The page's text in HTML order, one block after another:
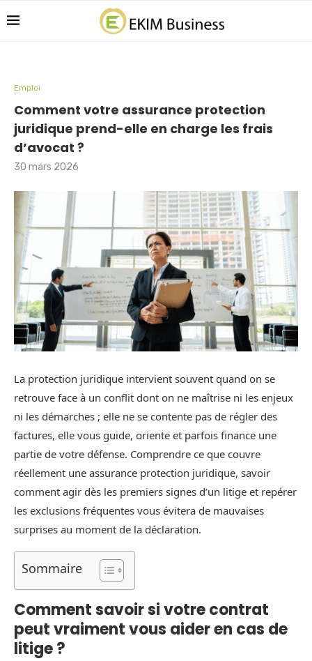
Emploi
Comment votre assurance protection
juridique prend-elle en charge les frais
d’avocat ?
30 mars 2026
La protection juridique intervient souvent quand on se
retrouve face à un conflit dont on ne maîtrise ni les enjeux
ni les démarches ; elle ne se contente pas de régler des
factures, elle vous guide, oriente et parfois finance une
partie de votre défense. Comprendre ce que couvre
réellement une assurance protection juridique, savoir
comment agir dès les premiers signes d’un litige et repérer
les exclusions fréquentes vous évitera de mauvaises
surprises au moment de la déclaration.
Sommaire
Comment savoir si votre contrat
peut vraiment vous aider en cas de
litige ?